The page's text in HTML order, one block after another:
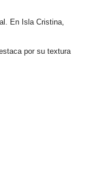
En Isla Cristina,
por su textura